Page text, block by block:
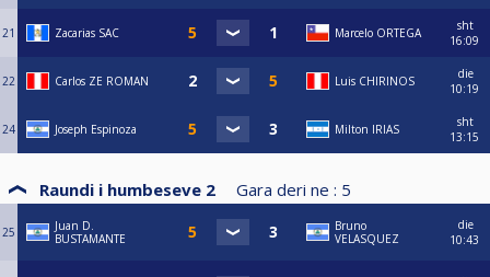
21 Zacarias SAC Marcelo ORTEGA
sht
16:09
22 Carlos ZE ROMAN Luis CHIRINOS
die
10:19
24 Joseph Espinoza Milton IRIAS
sht
13:15
Raundi i humbeseve 2 Gara deri ne : 5
25
Juan D.
BUSTAMANTE
Bruno
VELASQUEZ
die
10:43